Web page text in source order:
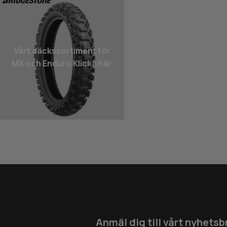
Vårt däcks­sortiment för
MX och Enduro Klicka här
Anmäl dig till vårt